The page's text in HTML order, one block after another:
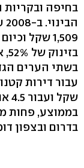
בחיפה ובקריות
בשתי הערים
בממוצע, פחות
בדרום ובצפון